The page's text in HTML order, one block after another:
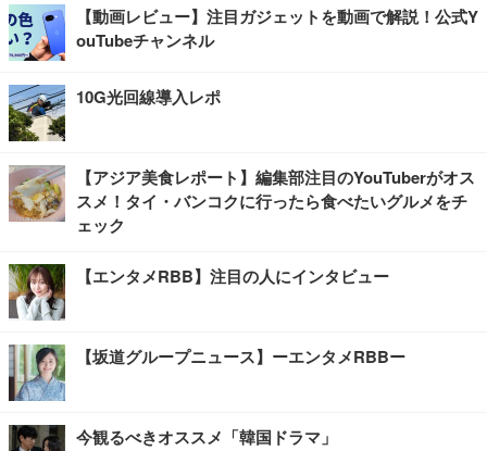
【動画レビュー】注目ガジェットを動画で解説！公式Y
ouTubeチャンネル
10G光回線導入レポ
【アジア美食レポート】編集部注目のYouTuberがオス
スメ！タイ・バンコクに行ったら食べたいグルメをチ
ェック
【エンタメRBB】注目の人にインタビュー
【坂道グループニュース】ーエンタメRBBー
今観るべきオススメ「韓国ドラマ」